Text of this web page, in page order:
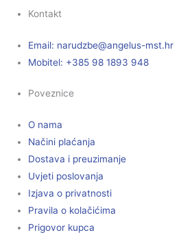
Kontakt
Email: rh.tsm-sulegna
@ebzduran
Mobitel: +385 98 1893 948
Poveznice
O nama
Načini plaćanja
Dostava i preuzimanje
Uvjeti poslovanja
Izjava o privatnosti
Pravila o kolačićima
Prigovor kupca